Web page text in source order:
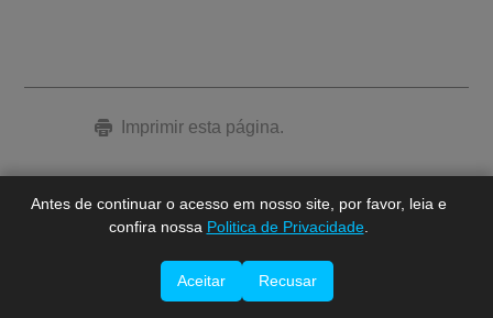
Antes de continuar o acesso em nosso site, por favor, leia e
confira nossa Politica de Privacidade.
Aceitar Recusar
Imprimir esta página.